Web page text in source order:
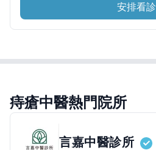
安排看診
痔瘡中醫熱門院所
言嘉中醫診所